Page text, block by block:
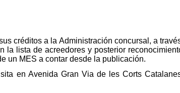
créditos a la Administración concursal, a
lista de acreedores y posterior
un MES a contar desde la publicación.
en Avenida Gran Via de les Corts